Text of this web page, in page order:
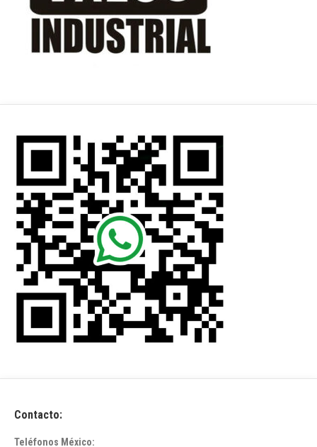
Contacto:
Teléfonos México: